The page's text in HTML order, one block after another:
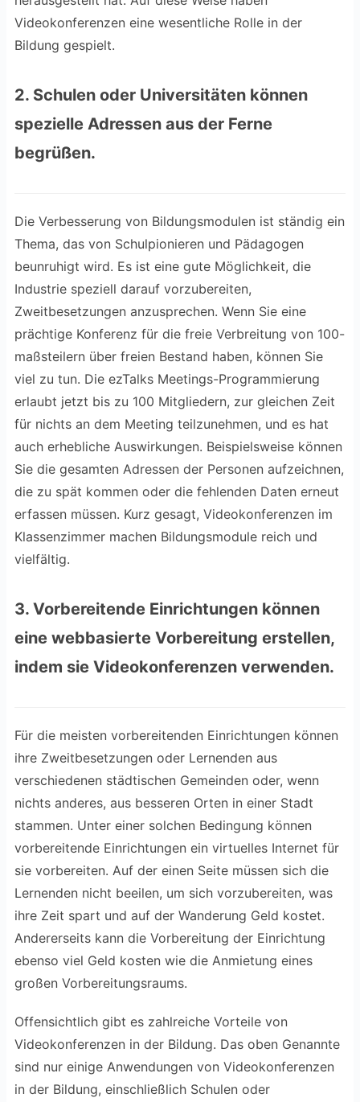
Videokonferenzen eine wesentliche Rolle in der
Bildung gespielt.
2. Schulen oder Universitäten können
spezielle Adressen aus der Ferne
begrüßen.
Die Verbesserung von Bildungsmodulen ist ständig ein
Thema, das von Schulpionieren und Pädagogen
beunruhigt wird. Es ist eine gute Möglichkeit, die
Industrie speziell darauf vorzubereiten,
Zweitbesetzungen anzusprechen. Wenn Sie eine
prächtige Konferenz für die freie Verbreitung von 100-
maßsteilern über freien Bestand haben, können Sie
viel zu tun. Die ezTalks Meetings-Programmierung
erlaubt jetzt bis zu 100 Mitgliedern, zur gleichen Zeit
für nichts an dem Meeting teilzunehmen, und es hat
auch erhebliche Auswirkungen. Beispielsweise können
Sie die gesamten Adressen der Personen aufzeichnen,
die zu spät kommen oder die fehlenden Daten erneut
erfassen müssen. Kurz gesagt, Videokonferenzen im
Klassenzimmer machen Bildungsmodule reich und
vielfältig.
3. Vorbereitende Einrichtungen können
eine webbasierte Vorbereitung erstellen,
indem sie Videokonferenzen verwenden.
Für die meisten vorbereitenden Einrichtungen können
ihre Zweitbesetzungen oder Lernenden aus
verschiedenen städtischen Gemeinden oder, wenn
nichts anderes, aus besseren Orten in einer Stadt
stammen. Unter einer solchen Bedingung können
vorbereitende Einrichtungen ein virtuelles Internet für
sie vorbereiten. Auf der einen Seite müssen sich die
Lernenden nicht beeilen, um sich vorzubereiten, was
ihre Zeit spart und auf der Wanderung Geld kostet.
Andererseits kann die Vorbereitung der Einrichtung
ebenso viel Geld kosten wie die Anmietung eines
großen Vorbereitungsraums.
Offensichtlich gibt es zahlreiche Vorteile von
Videokonferenzen in der Bildung. Das oben Genannte
sind nur einige Anwendungen von Videokonferenzen
in der Bildung, einschließlich Schulen oder